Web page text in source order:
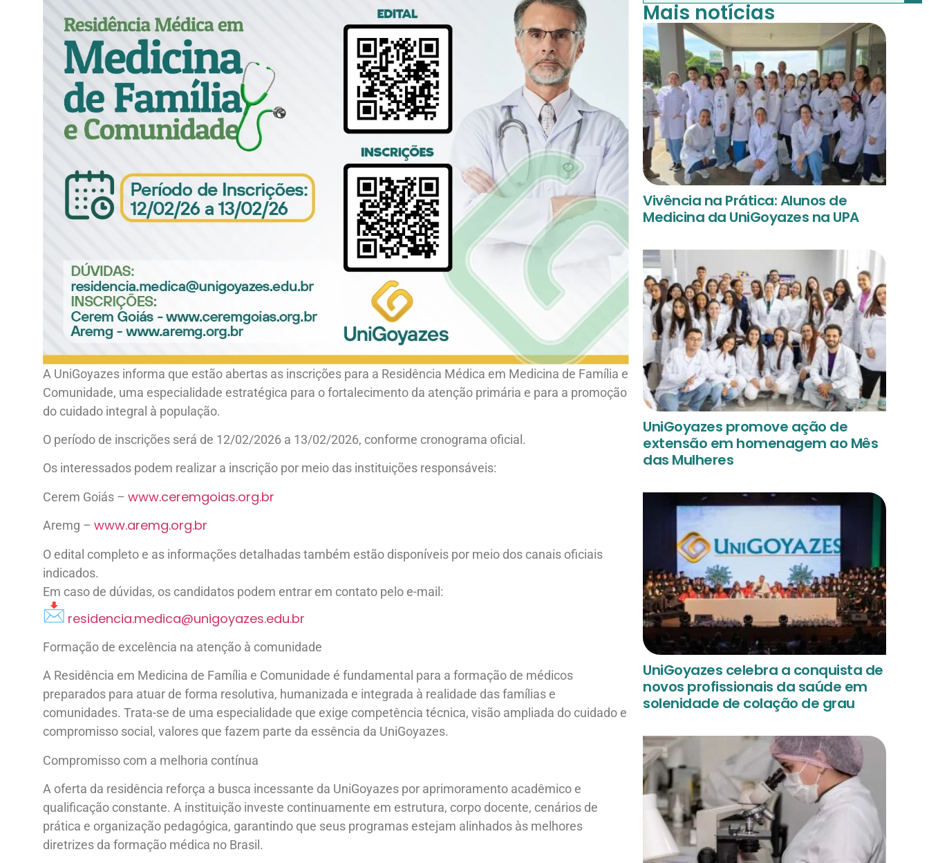
A UniGoyazes informa que estão abertas as inscrições para a Residência Médica em Medicina de Família e
Comunidade, uma especialidade estratégica para o fortalecimento da atenção primária e para a promoção
do cuidado integral à população.
O período de inscrições será de 12/02/2026 a 13/02/2026, conforme cronograma oficial.
Os interessados podem realizar a inscrição por meio das instituições responsáveis:
Cerem Goiás – www.ceremgoias.org.br
Aremg – www.aremg.org.br
O edital completo e as informações detalhadas também estão disponíveis por meio dos canais oficiais
indicados.
Em caso de dúvidas, os candidatos podem entrar em contato pelo e-mail:
residencia.medica@unigoyazes.edu.br
Formação de excelência na atenção à comunidade
A Residência em Medicina de Família e Comunidade é fundamental para a formação de médicos
preparados para atuar de forma resolutiva, humanizada e integrada à realidade das famílias e
comunidades. Trata-se de uma especialidade que exige competência técnica, visão ampliada do cuidado e
compromisso social, valores que fazem parte da essência da UniGoyazes.
Compromisso com a melhoria contínua
A oferta da residência reforça a busca incessante da UniGoyazes por aprimoramento acadêmico e
qualificação constante. A instituição investe continuamente em estrutura, corpo docente, cenários de
prática e organização pedagógica, garantindo que seus programas estejam alinhados às melhores
diretrizes da formação médica no Brasil.
Mais notícias
Vivência na Prática: Alunos de
Medicina da UniGoyazes na UPA
UniGoyazes promove ação de
extensão em homenagem ao Mês
das Mulheres
UniGoyazes celebra a conquista de
novos profissionais da saúde em
solenidade de colação de grau